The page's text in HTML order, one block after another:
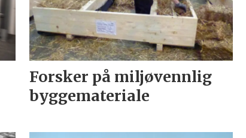
Forsker på miljøvennlig
byggemateriale